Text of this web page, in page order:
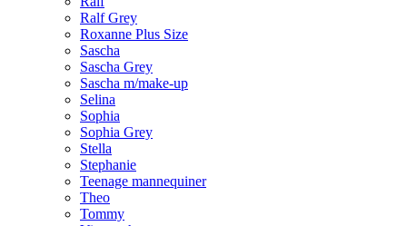
Ralf Grey
Roxanne Plus Size
Sascha
Sascha Grey
Sascha m/make-up
Selina
Sophia
Sophia Grey
Stella
Stephanie
Teenage mannequiner
Theo
Tommy